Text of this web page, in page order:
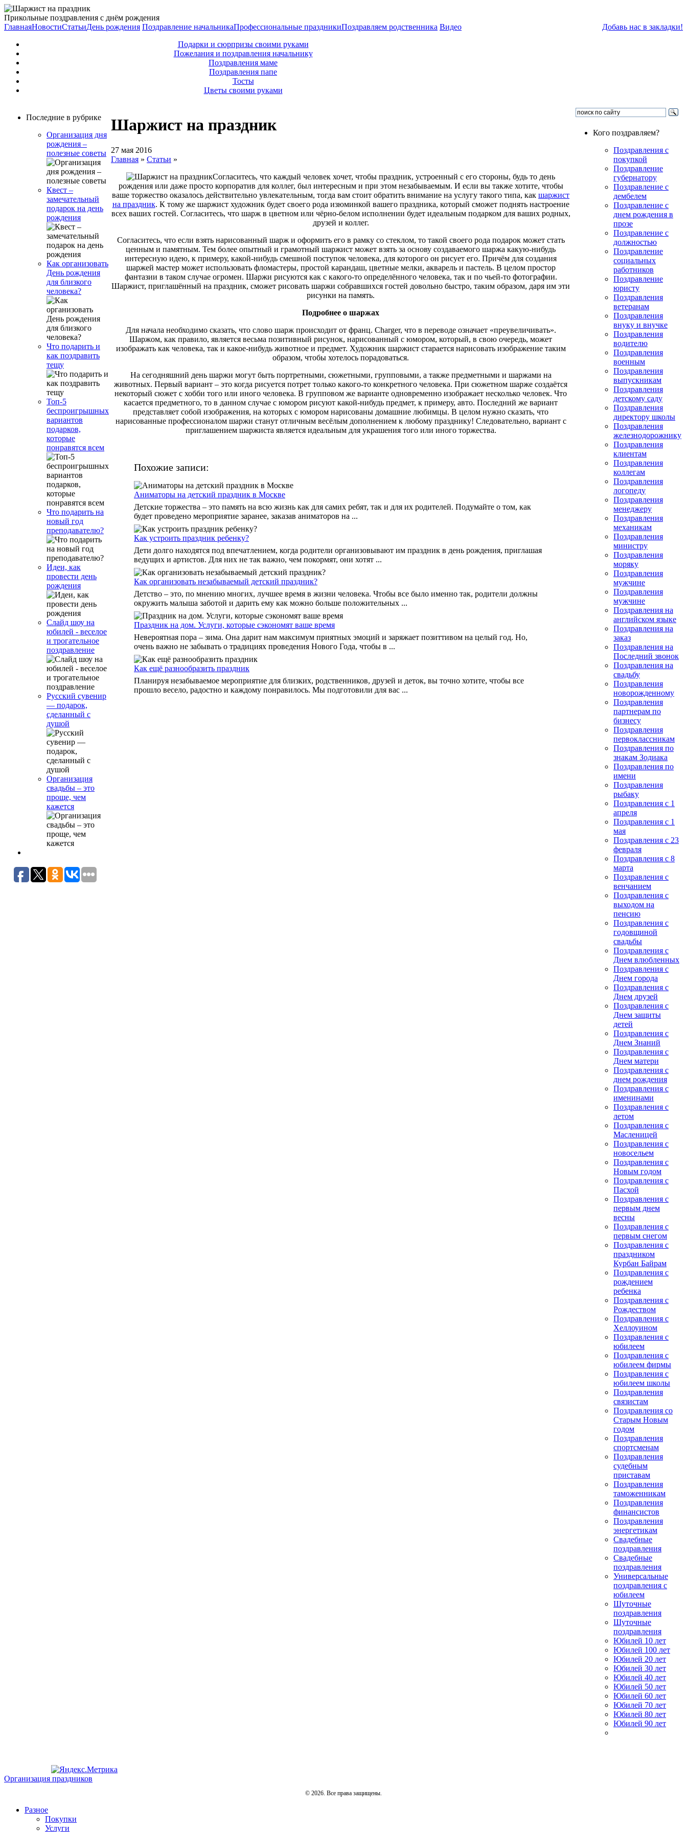
Прикольные поздравления с днём рождения
ГлавнаяНовостиСтатьиДень рождения Поздравление начальникаПрофессиональные праздникиПоздравляем родственника Видео
Подарки и сюрпризы своими руками
Пожелания и поздравления начальнику
Поздравления маме
Поздравления папе
Тосты
Цветы своими руками
Добавь нас в закладки!
Последние в рубрике
Организация дня
рождения –
полезные советы
Квест –
замечательный
подарок на день
рождения
Как организовать
День рождения
для близкого
человека?
Что подарить и
как поздравить
тещу
Топ-5
беспроигрышных
вариантов
подарков,
которые
понравятся всем
Что подарить на
новый год
преподавателю?
Идеи, как
провести день
рождения
Слайд шоу на
юбилей - веселое
и трогательное
поздравление
Русский сувенир
— подарок,
сделанный с
душой
Организация
свадьбы – это
проще, чем
кажется
Шаржист на праздник
27 мая 2016
Главная » Статьи »
Согласитесь, что каждый человек хочет, чтобы праздник, устроенный с его стороны, будь то день
рождения или даже просто корпоратив для коллег, был интересным и при этом незабываемым. И если вы также хотите, чтобы
ваше торжество оказалось действительно увлекательным, тогда вам стоит обратить внимание на услугу такого типа, как шаржист
на праздник. К тому же шаржист художник будет своего рода изюминкой вашего праздника, который сможет поднять настроение
всех ваших гостей. Согласитесь, что шарж в цветном или чёрно-белом исполнении будет идеальным подарком для ваших родных,
друзей и коллег.
Согласитесь, что если взять нарисованный шарж и оформить его в рамку со стеклом, то такой своего рода подарок может стать
ценным и памятным. Тем более опытный и грамотный шаржист может взять за основу создаваемого шаржа какую-нибудь
интересную идею, к примеру, какой-нибудь смешной поступок человека, для которого он рисует его. Причём для создания
шаржей мастер может использовать фломастеры, простой карандаш, цветные мелки, акварель и пастель. В целом простор
фантазии в таком случае огромен. Шаржи рисуются как с какого-то определённого человека, так и по чьей-то фотографии.
Шаржист, приглашённый на праздник, сможет рисовать шаржи собравшихся гостей довольно быстро, таким образом, даря им эти
рисунки на память.
Подробнее о шаржах
Для начала необходимо сказать, что слово шарж происходит от франц. Charger, что в переводе означает «преувеличивать».
Шаржом, как правило, является весьма позитивный рисунок, нарисованный с юмором, который, в свою очередь, может
изображать как человека, так и какое-нибудь животное и предмет. Художник шаржист старается нарисовать изображение таким
образом, чтобы хотелось порадоваться.
На сегодняшний день шаржи могут быть портретными, сюжетными, групповыми, а также предметными и шаржами на
животных. Первый вариант – это когда рисуется потрет только какого-то конкретного человека. При сюжетном шарже создаётся
некоторый сюжет с хобби того или иного человека. В групповом же варианте одновременно изображает несколько человек. Что
касается предметного, то в данном случае с юмором рисуют какой-нибудь предмет, к примеру, авто. Последний же вариант
представляет собой изображения, на которых с юмором нарисованы домашние любимцы. В целом нужно сказать, что
нарисованные профессионалом шаржи станут отличным весёлым дополнением к любому празднику! Следовательно, вариант с
приглашением шаржиста является идеальным для украшения того или иного торжества.
Похожие записи:
Аниматоры на детский праздник в Москве
Детские торжества – это память на всю жизнь как для самих ребят, так и для их родителей. Подумайте о том, как
будет проведено мероприятие заранее, заказав аниматоров на ...
Как устроить праздник ребенку?
Дети долго находятся под впечатлением, когда родители организовывают им праздник в день рождения, приглашая
ведущих и артистов. Для них не так важно, чем покормят, они хотят ...
Как организовать незабываемый детский праздник?
Детство – это, по мнению многих, лучшее время в жизни человека. Чтобы все было именно так, родители должны
окружить малыша заботой и дарить ему как можно больше положительных ...
Праздник на дом. Услуги, которые сэкономят ваше время
Невероятная пора – зима. Она дарит нам максимум приятных эмоций и заряжает позиттивом на целый год. Но,
очень важно не забывать о традициях проведения Нового Года, чтобы в ...
Как ещё разнообразить праздник
Планируя незабываемое мероприятие для близких, родственников, друзей и деток, вы точно хотите, чтобы все
прошло весело, радостно и каждому понравилось. Мы подготовили для вас ...
Кого поздравляем?
Поздравления с
покупкой
Поздравление
губернатору
Поздравление с
дембелем
Поздравление с
днем рождения в
прозе
Поздравление с
должностью
Поздравление
социальных
работников
Поздравление
юристу
Поздравления
ветеранам
Поздравления
внуку и внучке
Поздравления
водителю
Поздравления
военным
Поздравления
выпускникам
Поздравления
детскому саду
Поздравления
директору школы
Поздравления
железнодорожнику
Поздравления
клиентам
Поздравления
коллегам
Поздравления
логопеду
Поздравления
менеджеру
Поздравления
механикам
Поздравления
министру
Поздравления
моряку
Поздравления
мужчине
Поздравления
мужчине
Поздравления на
английском языке
Поздравления на
заказ
Поздравления на
Последний звонок
Поздравления на
свадьбу
Поздравления
новорожденному
Поздравления
партнерам по
бизнесу
Поздравления
первоклассникам
Поздравления по
знакам Зодиака
Поздравления по
имени
Поздравления
рыбаку
Поздравления с 1
апреля
Поздравления с 1
мая
Поздравления с 23
февраля
Поздравления с 8
марта
Поздравления с
венчанием
Поздравления с
выходом на
пенсию
Поздравления с
годовщиной
свадьбы
Поздравления с
Днем влюбленных
Поздравления с
Днем города
Поздравления с
Днем друзей
Поздравления с
Днем защиты
детей
Поздравления с
Днем Знаний
Поздравления с
Днем матери
Поздравления с
днем рождения
Поздравления с
именинами
Поздравления с
летом
Поздравления с
Масленицей
Поздравления с
новосельем
Поздравления с
Новым годом
Поздравления с
Пасхой
Поздравления с
первым днем
весны
Поздравления с
первым снегом
Поздравления с
праздником
Курбан Байрам
Поздравления с
рождением
ребенка
Поздравления с
Рождеством
Поздравления с
Хеллоуином
Поздравления с
юбилеем
Поздравления с
юбилеем фирмы
Поздравления с
юбилеем школы
Поздравления
связистам
Поздравления со
Старым Новым
годом
Поздравления
спортсменам
Поздравления
судебным
приставам
Поздравления
таможенникам
Поздравления
финансистов
Поздравления
энергетикам
Свадебные
поздравления
Свадебные
поздравления
Универсальные
поздравления с
юбилеем
Шуточные
поздравления
Шуточные
поздравления
Юбилей 10 лет
Юбилей 100 лет
Юбилей 20 лет
Юбилей 30 лет
Юбилей 40 лет
Юбилей 50 лет
Юбилей 60 лет
Юбилей 70 лет
Юбилей 80 лет
Юбилей 90 лет
Организация праздников
© 2026. Все права защищены.
Разное
Покупки
Услуги